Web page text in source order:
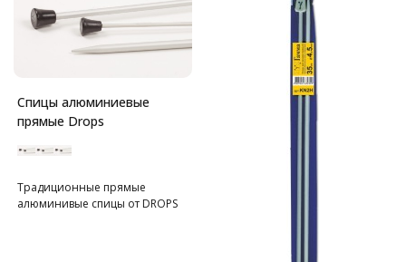
Спицы алюминиевые
прямые Drops
Традиционные прямые
алюминивые спицы от DROPS